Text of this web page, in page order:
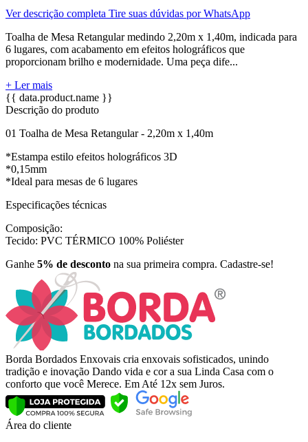
Ver descrição completa Tire suas dúvidas por WhatsApp
Toalha de Mesa Retangular medindo 2,20m x 1,40m, indicada para
6 lugares, com acabamento em efeitos holográficos que
proporcionam brilho e modernidade. Uma peça dife...
+ Ler mais
{{ data.product.name }}
Descrição do produto
01 Toalha de Mesa Retangular - 2,20m x 1,40m
*Estampa estilo efeitos holográficos 3D
*0,15mm
*Ideal para mesas de 6 lugares
Especificações técnicas
Composição:
Tecido: PVC TÉRMICO 100% Poliéster
Ganhe 5% de desconto na sua primeira compra. Cadastre-se!
Borda Bordados Enxovais cria enxovais sofisticados, unindo
tradição e inovação Dando vida e cor a sua Linda Casa com o
conforto que você Merece. Em Até 12x sem Juros.
Área do cliente